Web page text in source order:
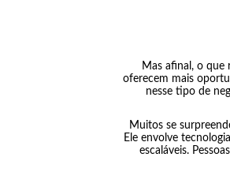
Mas afinal, o que
oferecem mais
nesse tipo de
Muitos se
Ele envolve
escaláveis.